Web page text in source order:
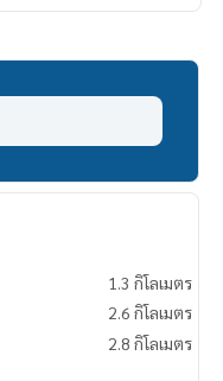
1.3 กิโลเมตร
2.6 กิโลเมตร
2.8 กิโลเมตร